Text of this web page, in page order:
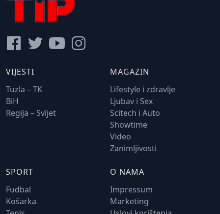
VIJESTI
Tuzla – TK
BiH
Regija – Svijet
MAGAZIN
Lifestyle i zdravlje
Ljubav i Sex
Scitech i Auto
Showtime
Video
Zanimljivosti
SPORT
Fudbal
Košarka
O NAMA
Impressum
Marketing